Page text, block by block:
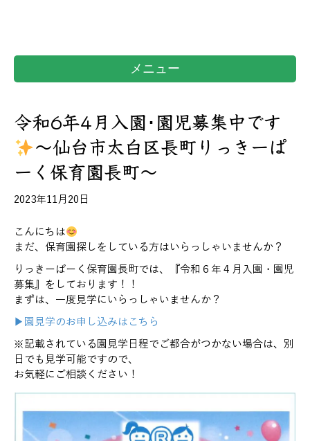
メニュー
令和6年4月入園･園児募集中です
～仙台市太白区長町りっきーぱ
ーく保育園長町～
2023年11月20日
こんにちは
まだ、保育園探しをしている方はいらっしゃいませんか？
りっきーぱーく保育園長町では、『令和６年４月入園・園児
募集』をしております！！
まずは、一度見学にいらっしゃいませんか？
▶園見学のお申し込みはこちら
※記載されている園見学日程でご都合がつかない場合は、別
日でも見学可能ですので、
お気軽にご相談ください！